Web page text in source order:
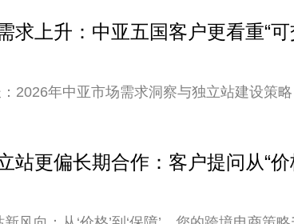
求上升：中亚五国客户更看重“可
2026年中亚市场需求洞察与独立站建设策略
站更偏长期合作：客户提问从“价